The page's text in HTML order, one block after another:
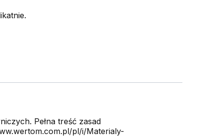
Pełna treść zasad
pl/i/Materialy-